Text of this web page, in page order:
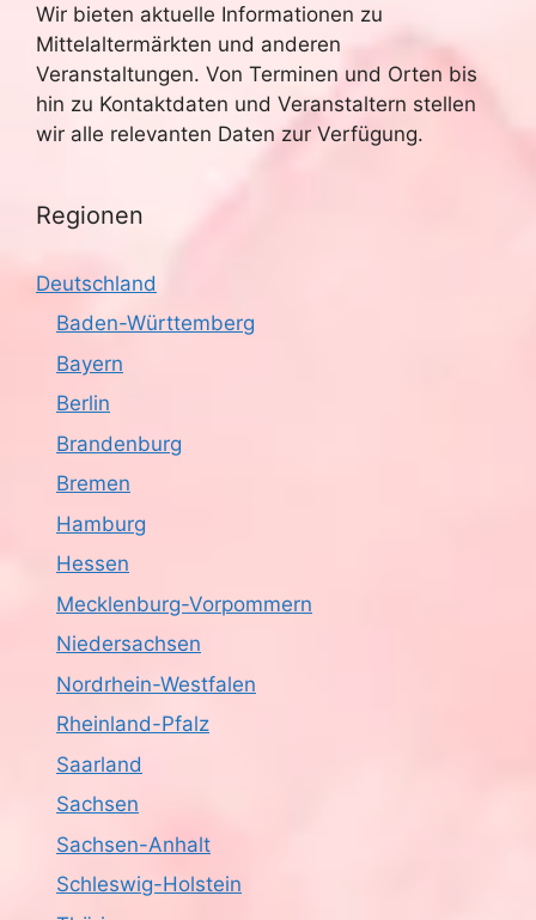
Wir bieten aktuelle Informationen zu
Mittelaltermärkten und anderen
Veranstaltungen. Von Terminen und Orten bis
hin zu Kontaktdaten und Veranstaltern stellen
wir alle relevanten Daten zur Verfügung.
Regionen
Deutschland
Baden-Württemberg
Bayern
Berlin
Brandenburg
Bremen
Hamburg
Hessen
Mecklenburg-Vorpommern
Niedersachsen
Nordrhein-Westfalen
Rheinland-Pfalz
Saarland
Sachsen
Sachsen-Anhalt
Schleswig-Holstein